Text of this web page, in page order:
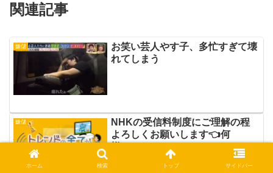
関連記事
嫌儲
お笑い芸人やす子、多忙すぎて壊
れてしまう
嫌儲
NHKの受信料制度にご理解の程
よろしくお願いします👈何
ホーム 検索 トップ サイドバー